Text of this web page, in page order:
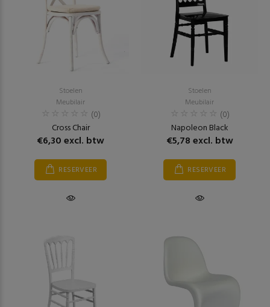
Stoelen
Meubilair
(0)
Cross Chair
€6,30 excl. btw
RESERVEER
Stoelen
Meubilair
(0)
Napoleon Black
€5,78 excl. btw
RESERVEER